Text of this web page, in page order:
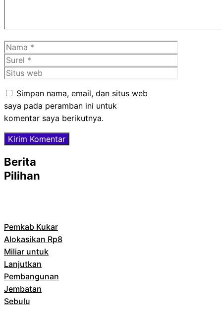
Nama
Surel
Situs
Simpan nama, email, dan situs web
saya pada peramban ini untuk
komentar saya berikutnya.
Berita
Pilihan
Pemkab Kukar
Alokasikan Rp8
Miliar untuk
Lanjutkan
Pembangunan
Jembatan
Sebulu